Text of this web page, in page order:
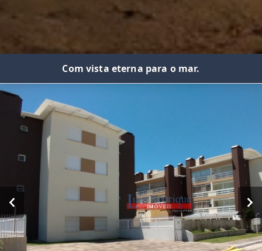
Com vista eterna para o mar.